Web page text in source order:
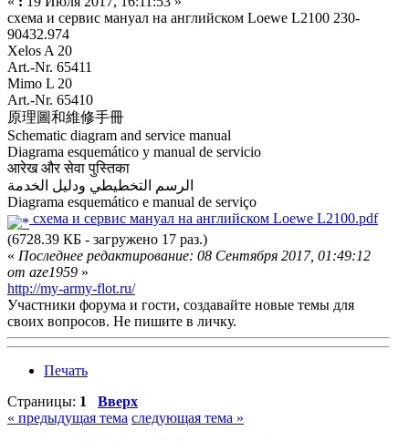
схема и сервис мануал на английском Loewe L2100 230-
90432.974
Xelos A 20
Art.-Nr. 65411
Mimo L 20
Art.-Nr. 65410
原理圖和維修手冊
Schematic diagram and service manual
Diagrama esquemático y manual de servicio
आरेख और सेवा पुस्तिका
الرسم التخطيطي ودليل الخدمة
Diagrama esquemático e manual de serviço
схема и сервис мануал на английском Loewe L2100.pdf
(6728.39 КБ - загружено 17 раз.)
« Последнее редактирование: 08 Сентября 2017, 01:49:12
от aze1959 »
http://my-army-flot.ru/
Участники форума и гости, создавайте новые темы для
своих вопросов. Не пишите в личку.
Печать
Страницы: 1
Вверх
« предыдущая тема следующая тема »